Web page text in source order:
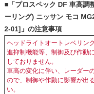
■「プロスペック DF 車高調
ーリング) ニッサン モコ
2-01]」の注意事項
ヘッドライトオートレベリン
進抑制機能等、制御及び作動
しておりません。
車高の変化に伴い、レーダー
ので、制御や作動に影響が出
い。